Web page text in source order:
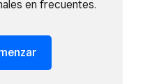
en frecuentes.